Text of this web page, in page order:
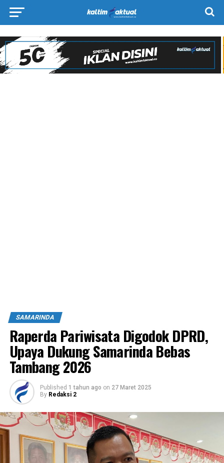
SAMARINDA
Raperda Pariwisata Digodok DPRD,
Upaya Dukung Samarinda Bebas
Tambang 2026
Published 1 tahun ago on 27 Maret 2025
By Redaksi 2